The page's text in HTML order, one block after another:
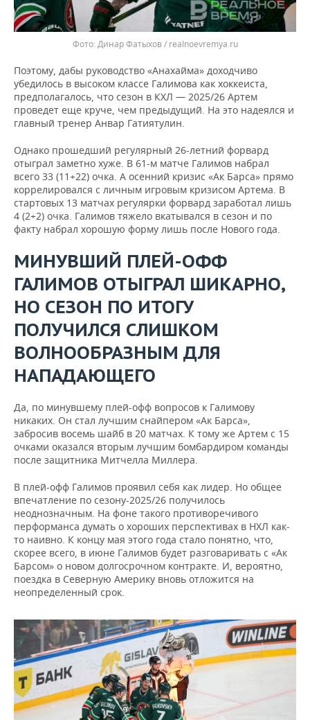
Динар Фатыхов / realnoevremya.ru
Поэтому, дабы руководство «Анахайма» доходчиво
убедилось в высоком классе Галимова как хоккеиста,
предполагалось, что сезон в КХЛ — 2025/26 Артем
проведет еще круче, чем предыдущий. На это надеялся и
главный тренер Анвар Гатиятулин.
Однако прошедший регулярный 26-летний форвард
отыграл заметно хуже. В 61-м матче Галимов набрал
всего 33 (11+22) очка. А осенний кризис «Ак Барса» прямо
коррелировался с личным игровым кризисом Артема. В
стартовых 13 матчах регулярки форвард заработал лишь
4 (2+2) очка. Галимов тяжело вкатывался в сезон и по
факту набрал хорошую форму лишь после Нового года.
МИНУВШИЙ ПЛЕЙ-ОФФ
ГАЛИМОВ ОТЫГРАЛ ШИКАРНО,
НО СЕЗОН ПО ИТОГУ
ПОЛУЧИЛСЯ СЛИШКОМ
ВОЛНООБРАЗНЫМ ДЛЯ
НАПАДАЮЩЕГО
Да, по минувшему плей-офф вопросов к Галимову
никаких. Он стал лучшим снайпером «Ак Барса»,
забросив восемь шайб в 20 матчах. К тому же Артем с 15
очками оказался вторым лучшим бомбардиром команды
после защитника Митчелла Миллера.
В плей-офф Галимов проявил себя как лидер. Но общее
впечатление по сезону-2025/26 получилось
неоднозначным. На фоне такого противоречивого
перформанса думать о хороших перспективах в НХЛ как-
то наивно. К концу мая этого года стало понятно, что,
скорее всего, в июне Галимов будет разговаривать с «Ак
Барсом» о новом долгосрочном контракте. И, вероятно,
поездка в Северную Америку вновь отложится на
неопределенный срок.